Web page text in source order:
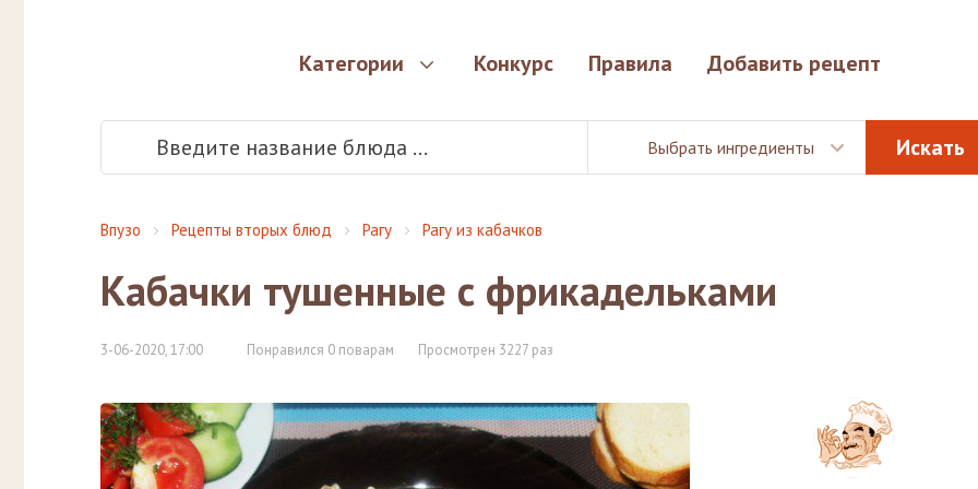
Категории Конкурс Правила Добавить рецепт
Выбрать ингредиенты
Впузо Рецепты вторых блюд Рагу Рагу из кабачков
Кабачки тушенные с фрикадельками
3-06-2020, 17:00 Понравился 0 поварам Просмотрен 3227 раз